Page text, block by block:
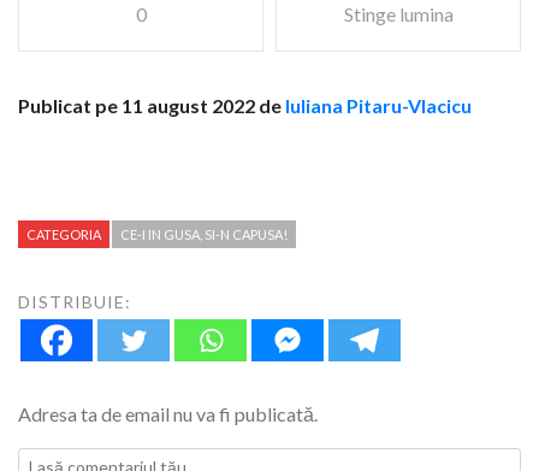
0 Stinge lumina
Publicat pe 11 august 2022 de Iuliana Pitaru-Vlacicu
CATEGORIA CE-I IN GUSA, SI-N CAPUSA!
DISTRIBUIE:
Adresa ta de email nu va fi publicată.